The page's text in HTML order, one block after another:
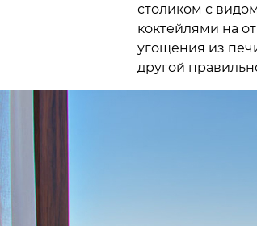
столиком с
коктейлями на
угощения из
другой